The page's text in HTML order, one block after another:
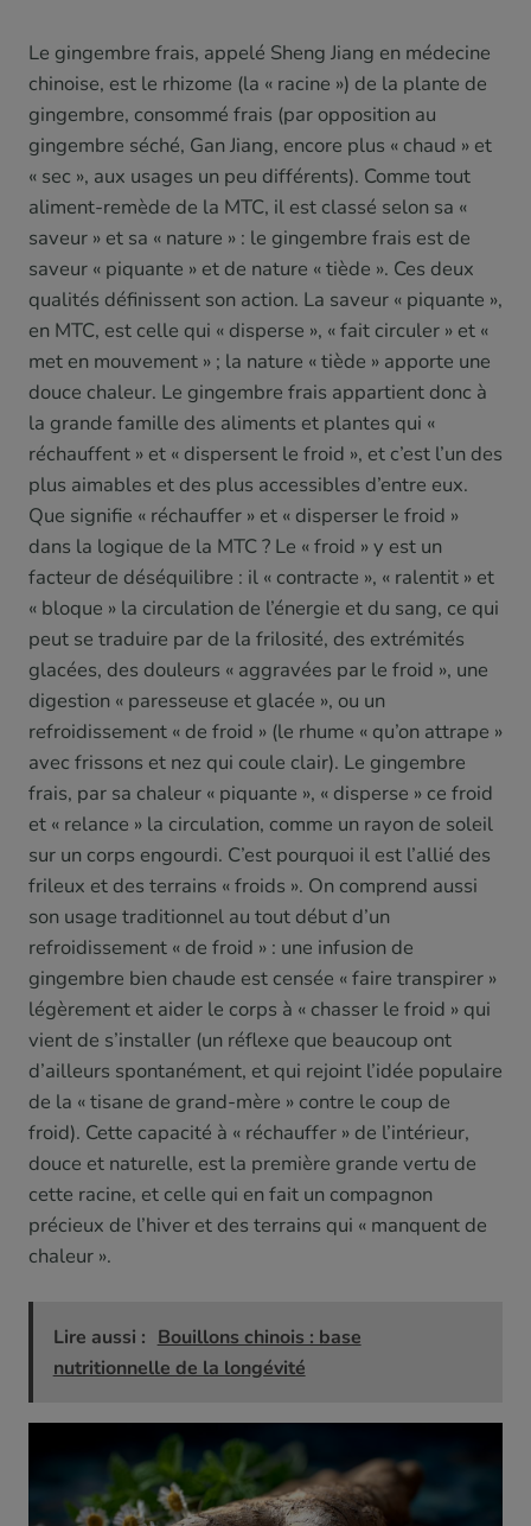
Le gingembre frais, appelé Sheng Jiang en médecine
chinoise, est le rhizome (la « racine ») de la plante de
gingembre, consommé frais (par opposition au
gingembre séché, Gan Jiang, encore plus « chaud » et
« sec », aux usages un peu différents). Comme tout
aliment-remède de la MTC, il est classé selon sa «
saveur » et sa « nature » : le gingembre frais est de
saveur « piquante » et de nature « tiède ». Ces deux
qualités définissent son action. La saveur « piquante »,
en MTC, est celle qui « disperse », « fait circuler » et «
met en mouvement » ; la nature « tiède » apporte une
douce chaleur. Le gingembre frais appartient donc à
la grande famille des aliments et plantes qui «
réchauffent » et « dispersent le froid », et c’est l’un des
plus aimables et des plus accessibles d’entre eux.
Que signifie « réchauffer » et « disperser le froid »
dans la logique de la MTC ? Le « froid » y est un
facteur de déséquilibre : il « contracte », « ralentit » et
« bloque » la circulation de l’énergie et du sang, ce qui
peut se traduire par de la frilosité, des extrémités
glacées, des douleurs « aggravées par le froid », une
digestion « paresseuse et glacée », ou un
refroidissement « de froid » (le rhume « qu’on attrape »
avec frissons et nez qui coule clair). Le gingembre
frais, par sa chaleur « piquante », « disperse » ce froid
et « relance » la circulation, comme un rayon de soleil
sur un corps engourdi. C’est pourquoi il est l’allié des
frileux et des terrains « froids ». On comprend aussi
son usage traditionnel au tout début d’un
refroidissement « de froid » : une infusion de
gingembre bien chaude est censée « faire transpirer »
légèrement et aider le corps à « chasser le froid » qui
vient de s’installer (un réflexe que beaucoup ont
d’ailleurs spontanément, et qui rejoint l’idée populaire
de la « tisane de grand-mère » contre le coup de
froid). Cette capacité à « réchauffer » de l’intérieur,
douce et naturelle, est la première grande vertu de
cette racine, et celle qui en fait un compagnon
précieux de l’hiver et des terrains qui « manquent de
chaleur ».
Lire aussi : Bouillons chinois : base
nutritionnelle de la longévité